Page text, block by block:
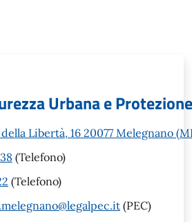
Urbana e
Libertà, 16 20077 Melegnano
(Telefono)
(Telefono)
(PEC)